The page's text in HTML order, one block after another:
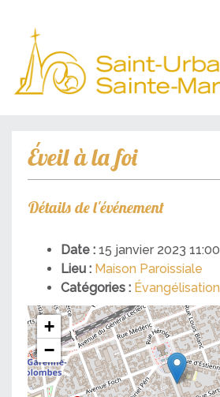
Éveil à la foi
Détails de l'événement
Date : 15 janvier 2023 11:00
Lieu : Maison Paroissiale
Catégories : Évangélisation
+
−